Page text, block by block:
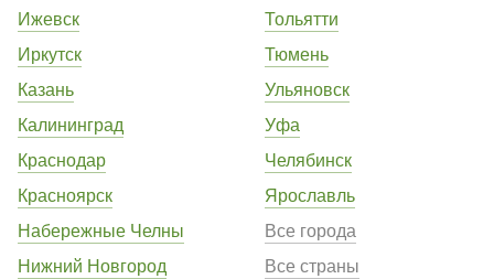
Ижевск
Иркутск
Казань
Калининград
Краснодар
Красноярск
Набережные Челны
Нижний Новгород
Тольятти
Тюмень
Ульяновск
Уфа
Челябинск
Ярославль
Все города
Все страны